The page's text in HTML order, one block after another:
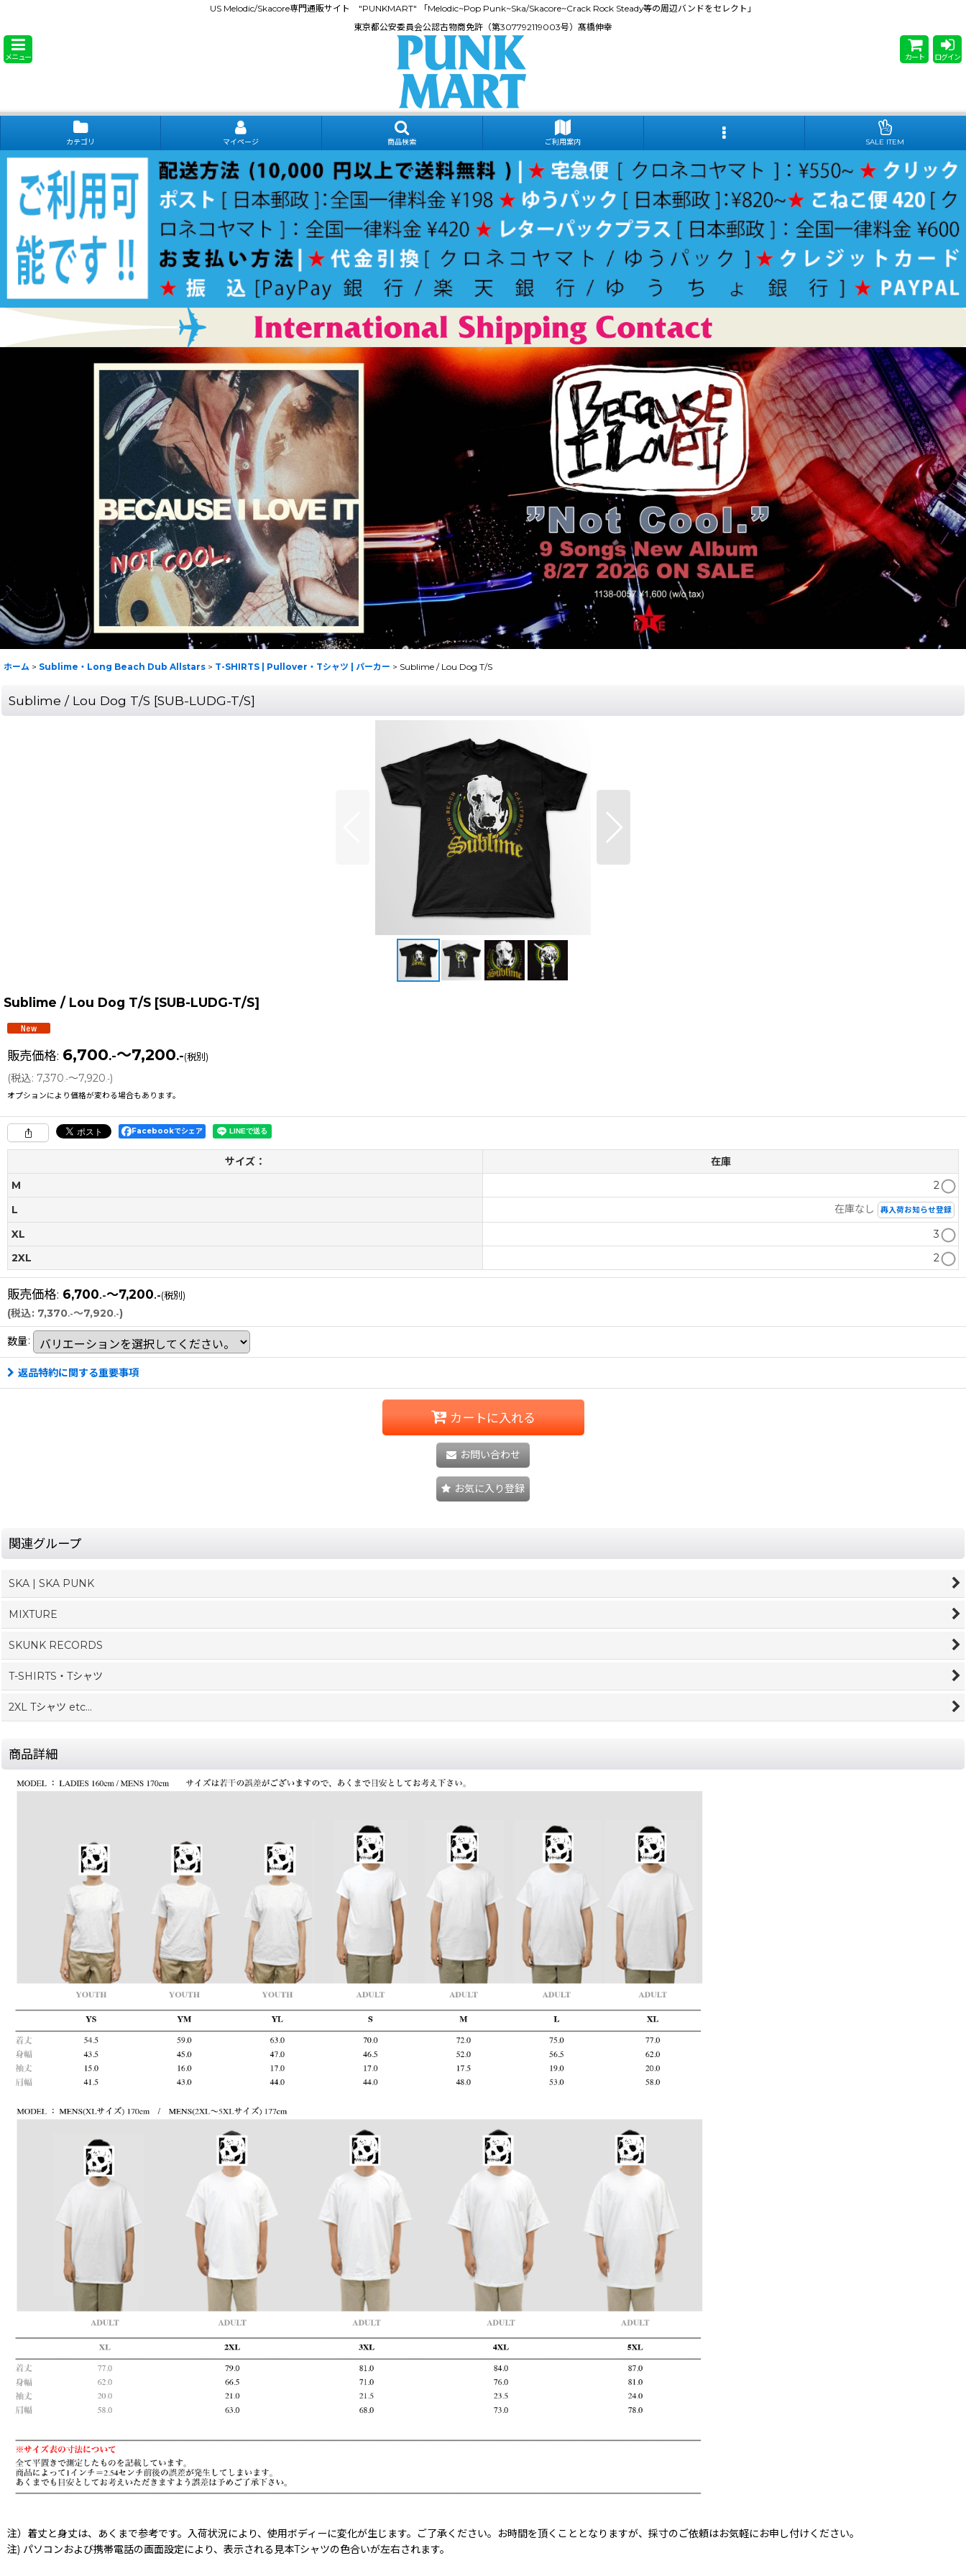
US Melodic/Skacore専門通販サイト "PUNKMART" 「Melodic~Pop Punk~Ska/Skacore~Crack Rock Steady等の周辺バンドをセレクト」
東京都公安委員会公認古物商免許（第307792119003号）髙橋伸幸
メニュー カート ログイン
カテゴリ マイページ 商品検索 ご利用案内 SALE ITEM
ホーム > Sublime・Long Beach Dub Allstars > T-SHIRTS | Pullover・Tシャツ | パーカー > Sublime / Lou Dog T/S
Sublime / Lou Dog T/S [SUB-LUDG-T/S]
Sublime / Lou Dog T/S [SUB-LUDG-T/S]
販売価格: 6,700.-～7,200.-(税別)
(税込: 7,370.-～7,920.-)
オプションにより価格が変わる場合もあります。
Facebookでシェア
サイズ：
在庫
M
2
L
在庫なし 再入荷お知らせ登録
XL
3
2XL
2
販売価格: 6,700.-～7,200.-(税別)
(税込: 7,370.-～7,920.-)
数量:
返品特約に関する重要事項
カートに入れる
お問い合わせ
お気に入り登録
関連グループ
SKA | SKA PUNK
MIXTURE
SKUNK RECORDS
T-SHIRTS・Tシャツ
2XL Tシャツ etc...
商品詳細
注）着丈と身丈は、あくまで参考です。入荷状況により、使用ボディーに変化が生じます。ご了承ください。お時間を頂くこととなりますが、採寸のご依頼はお気軽にお申し付けください。
注) パソコンおよび携帯電話の画面設定により、表示される見本Tシャツの色合いが左右されます。